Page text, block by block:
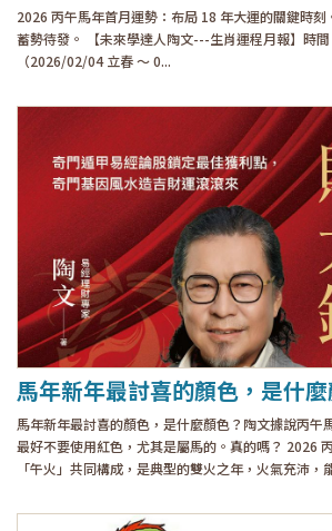
2026 丙午馬年首月運勢：布局 18 年大運的關鍵時刻
蓄勢待發。 【未來學達人陶文---生肖運程月報】時
（2026/02/04 立春 ～ 0...
馬年新年最討喜的顏色，是什麼
馬年新年最討喜的顏色，是什麼顏色？陶文據說丙午
最好不要使用紅色，尤其是屬馬的。真的嗎？ 2026
「午火」共同構成，是典型的雙火之年，火氣充沛，